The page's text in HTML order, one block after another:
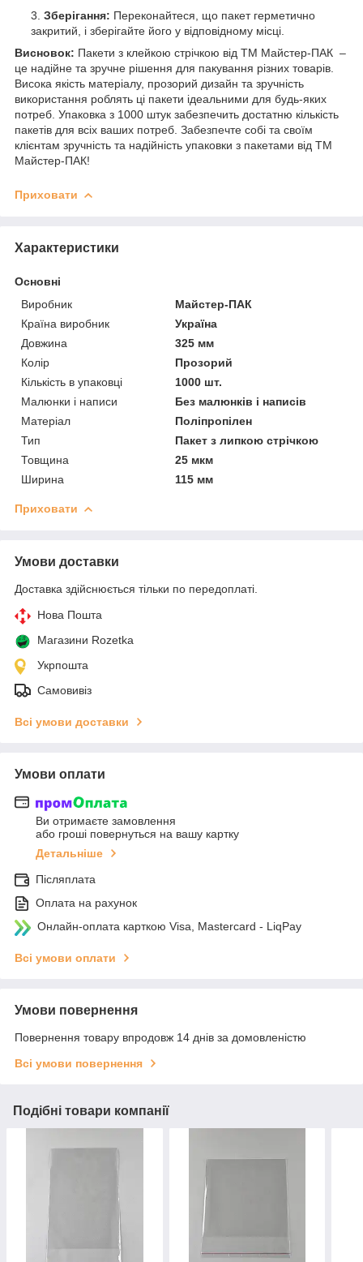
Зберігання: Переконайтеся, що пакет герметично
закритий, і зберігайте його у відповідному місці.
Висновок: Пакети з клейкою стрічкою від ТМ Майстер-ПАК –
це надійне та зручне рішення для пакування різних товарів.
Висока якість матеріалу, прозорий дизайн та зручність
використання роблять ці пакети ідеальними для будь-яких
потреб. Упаковка з 1000 штук забезпечить достатню кількість
пакетів для всіх ваших потреб. Забезпечте собі та своїм
клієнтам зручність та надійність упаковки з пакетами від ТМ
Майстер-ПАК!
Приховати
Характеристики
Основні
Виробник
Майстер-ПАК
Країна виробник
Україна
Довжина
325 мм
Колір
Прозорий
Кількість в упаковці
1000 шт.
Малюнки і написи
Без малюнків і написів
Матеріал
Поліпропілен
Тип
Пакет з липкою стрічкою
Товщина
25 мкм
Ширина
115 мм
Приховати
Умови доставки
Доставка здійснюється тільки по передоплаті.
Нова Пошта
Магазини Rozetka
Укрпошта
Самовивіз
Всі умови доставки
Умови оплати
Ви отримаєте замовлення
або гроші повернуться на вашу картку
Детальніше
Післяплата
Оплата на рахунок
Онлайн-оплата карткою Visa, Mastercard - LiqPay
Всі умови оплати
Умови повернення
Повернення товару впродовж 14 днів за домовленістю
Всі умови повернення
Подібні товари компанії